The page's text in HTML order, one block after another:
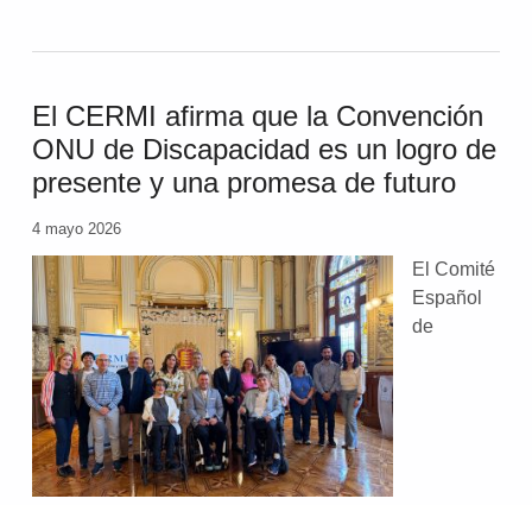
El CERMI afirma que la Convención
ONU de Discapacidad es un logro de
presente y una promesa de futuro
4 mayo 2026
El Comité
Español
de